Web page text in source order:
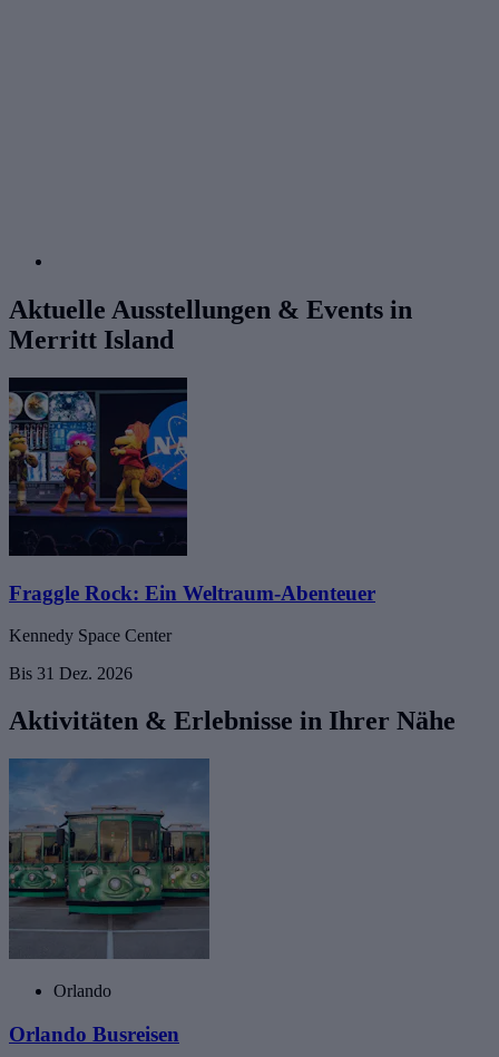
Aktuelle Ausstellungen & Events in
Merritt Island
Fraggle Rock: Ein Weltraum-Abenteuer
Kennedy Space Center
Bis 31 Dez. 2026
Aktivitäten & Erlebnisse in Ihrer Nähe
Orlando
Orlando Busreisen